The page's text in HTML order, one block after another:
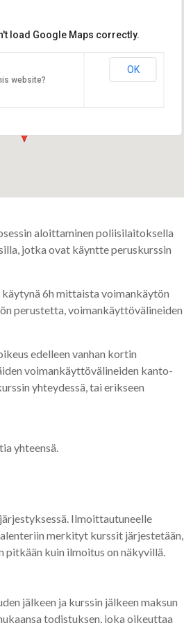
16 - Helsinki
load Google Maps correctly.
website?
OK
aloittaminen poliisilaitoksella
jotka ovat käyntte peruskurssin
käytynä 6h mittaista voimankäytön
perustetta, voimankäyttövälineiden
edelleen vanhan kortin
voimankäyttövälineiden kanto-
yhteydessä, tai erikseen
yhteensä.
Ilmoittautuneelle
merkityt kurssit järjestetään,
pitkään kuin ilmoitus on näkyvillä.
jälkeen ja kurssin jälkeen maksun
todistuksen, joka oikeuttaa